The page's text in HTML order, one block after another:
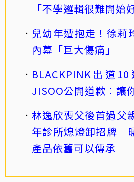
「不學邏輯很難開始
兒幼年遭抱走！徐莉
內幕「巨大傷痛」
BLACKPINK出道
JISOO公開道歉：讓
林逸欣喪父後首過父
年診所熄燈卸招牌
產品依舊可以傳承